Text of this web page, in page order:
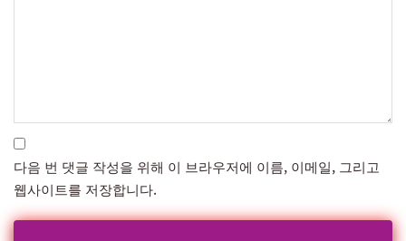
다음 번 댓글 작성을 위해 이 브라우저에 이름, 이메일, 그리고
웹사이트를 저장합니다.